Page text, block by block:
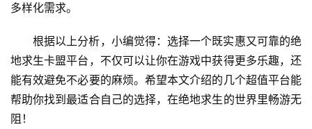
多样化需求。
根据以上分析，小编觉得：选择一个既实惠又可靠的绝
地求生卡盟平台，不仅可以让你在游戏中获得更多乐趣，还
能有效避免不必要的麻烦。希望本文介绍的几个超值平台能
帮助你找到最适合自己的选择，在绝地求生的世界里畅游无
阻！